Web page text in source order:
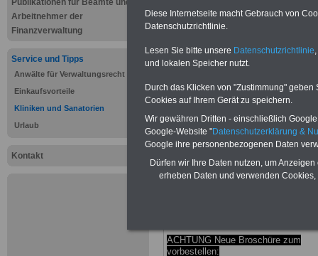
Publikationen für Beamte und
Arbeitnehmer der
Finanzverwaltung
Service und Tipps
Anwälte für Verwaltungsrecht
Einkaufsvorteile
Kliniken und Sanatorien
Urlaub
Kontakt
.
nur 25,00 Euro: Wissenswertes für
Beamtinnen und Beamte, Beamten-
versorgungsrecht (Bund/Länder)
Alle drei Ratgeber sind übersichtlich
gegliedert und erläutern auch
ACHTUNG Neue Broschüre zum
vorbestellen:
Diese Internetseite macht Gebrauch von
Datenschutzrichtlinie.
Lesen Sie bitte unsere Datenschutzrichtlinie
und lokalen Speicher nutzt.
Durch das Klicken von "Zustimmung"
Cookies auf Ihrem Gerät zu speichern.
Wir gewähren Dritten - einschließlich
Google-Website "Datenschutzerklärung &
Google ihre personenbezogenen Daten
Dürfen wir Ihre Daten nutzen, um
erheben Daten und verwenden